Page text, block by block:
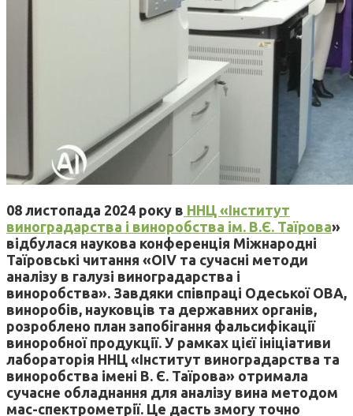
08 листопада 2024 року в ННЦ «Інститут
виноградарства і виноробства ім. В.Є. Таїрова»
відбулася наукова конференція Міжнародні
Таїровські читання «OIV та сучасні методи
аналізу в галузі виноградарства і
виноробства». Завдяки співпраці Одеської ОВА,
виноробів, науковців та державних органів,
розроблено план запобігання фальсифікації
виноробної продукції. У рамках цієї ініціативи
лабораторія ННЦ «Інститут виноградарства та
виноробства імені В. Є. Таїрова» отримала
сучасне обладнання для аналізу вина методом
мас-спектрометрії. Це дасть змогу точно